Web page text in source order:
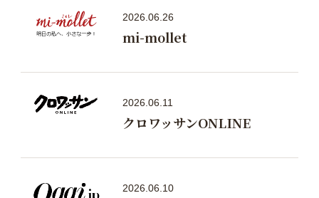
2026.06.26
mi-mollet
2026.06.11
クロワッサンONLINE
2026.06.10